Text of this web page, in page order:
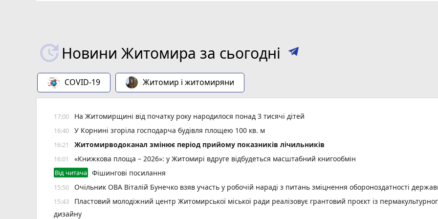
Новини Житомира за сьогодні
COVID-19 Житомир і житомиряни
17:00 На Житомирщині від початку року народилося понад 3 тисячі дітей
16:40 У Корнині згоріла господарча будівля площею 100 кв. м
16:21 Житомирводоканал змінює період прийому показників лічильників
16:01 «Книжкова площа – 2026»: у Житомирі вдруге відбудеться масштабний книгообмін
Від читача Фішингові посилання
15:50 Очільник ОВА Віталій Бунечко взяв участь у робочій нараді з питань зміцнення обороноздатності
15:43
Пластовий молодіжний центр Житомирської міської ради реалізовує грантовий проєкт із
дизайну